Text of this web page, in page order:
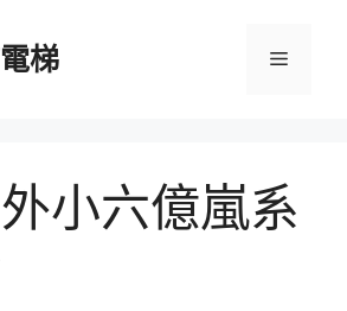
梯 選
小六億嵐系